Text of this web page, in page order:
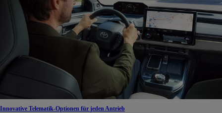
Innovative Telematik-Optionen für jeden Antrieb